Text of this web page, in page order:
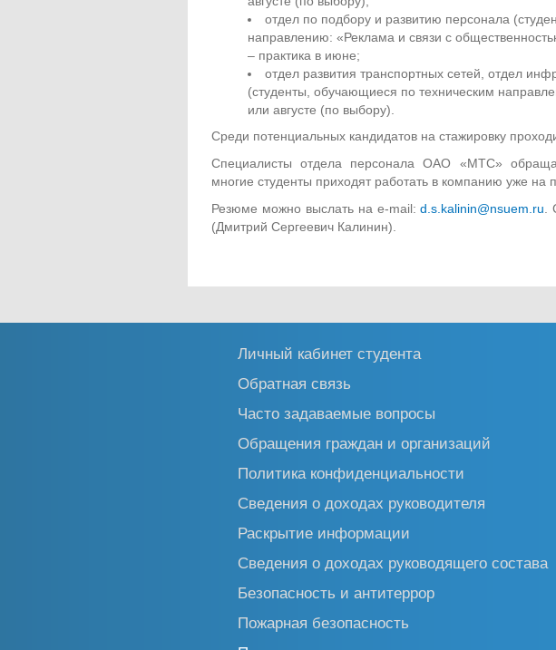
отдел по подбору и развитию персонала
направлению: «Реклама и связи с
– практика в июне;
отдел развития транспортных сетей, отдел
(студенты, обучающиеся по техническим
или августе (по выбору).
Среди потенциальных кандидатов на стажировку
Специалисты отдела персонала ОАО «МТС»
многие студенты приходят работать в компанию уже на
Резюме можно выслать на e-mail:d.s.kalinin@nsuem.ru
(Дмитрий Сергеевич Калинин).
Личный кабинет студента
Обратная связь
Часто задаваемые вопросы
Обращения граждан и организаций
Политика конфиденциальности
Сведения о доходах руководителя
Раскрытие информации
Сведения о доходах руководящего состава
Безопасность и антитеррор
Пожарная безопасность